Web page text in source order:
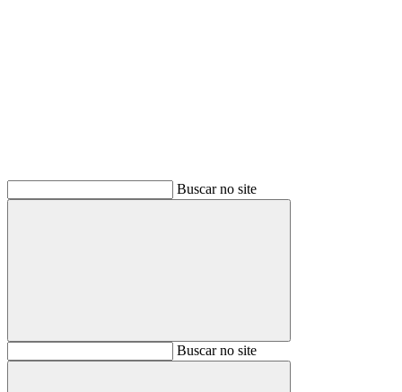
Buscar no site
BuscarBuscar no site